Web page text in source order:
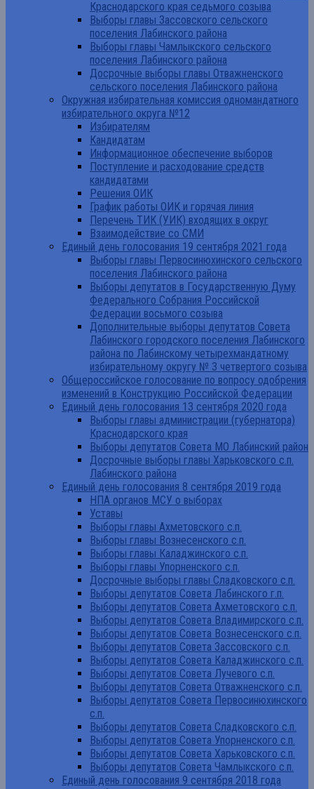
Краснодарского края седьмого созыва
Выборы главы Зассовского сельского
поселения Лабинского района
Выборы главы Чамлыкского сельского
поселения Лабинского района
Досрочные выборы главы Отважненского
сельского поселения Лабинского района
Окружная избирательная комиссия одномандатного
избирательного округа №12
Избирателям
Кандидатам
Информационное обеспечение выборов
Поступление и расходование средств
кандидатами
Решения ОИК
График работы ОИК и горячая линия
Перечень ТИК (УИК) входящих в округ
Взаимодействие со СМИ
Единый день голосования 19 сентября 2021 года
Выборы главы Первосинюхинского сельского
поселения Лабинского района
Выборы депутатов в Государственную Думу
Федерального Собрания Российской
Федерации восьмого созыва
Дополнительные выборы депутатов Совета
Лабинского городского поселения Лабинского
района по Лабинскому четырехмандатному
избирательному округу № 3 четвертого созыва
Общероссийское голосование по вопросу одобрения
изменений в Конструкцию Российской Федерации
Единый день голосования 13 сентября 2020 года
Выборы главы администрации (губернатора)
Краснодарского края
Выборы депутатов Совета МО Лабинский район
Досрочные выборы главы Харьковского с.п.
Лабинского района
Единый день голосования 8 сентября 2019 года
НПА органов МСУ о выборах
Уставы
Выборы главы Ахметовского с.п.
Выборы главы Вознесенского с.п.
Выборы главы Каладжинского с.п.
Выборы главы Упорненского с.п.
Досрочные выборы главы Сладковского с.п.
Выборы депутатов Совета Лабинского г.п.
Выборы депутатов Совета Ахметовского с.п.
Выборы депутатов Совета Владимирского с.п.
Выборы депутатов Совета Вознесенского с.п.
Выборы депутатов Совета Зассовского с.п.
Выборы депутатов Совета Каладжинского с.п.
Выборы депутатов Совета Лучевого с.п.
Выборы депутатов Совета Отважненского с.п.
Выборы депутатов Совета Первосинюхинского
с.п.
Выборы депутатов Совета Сладковского с.п.
Выборы депутатов Совета Упорненского с.п.
Выборы депутатов Совета Харьковского с.п.
Выборы депутатов Совета Чамлыкского с.п.
Единый день голосования 9 сентября 2018 года